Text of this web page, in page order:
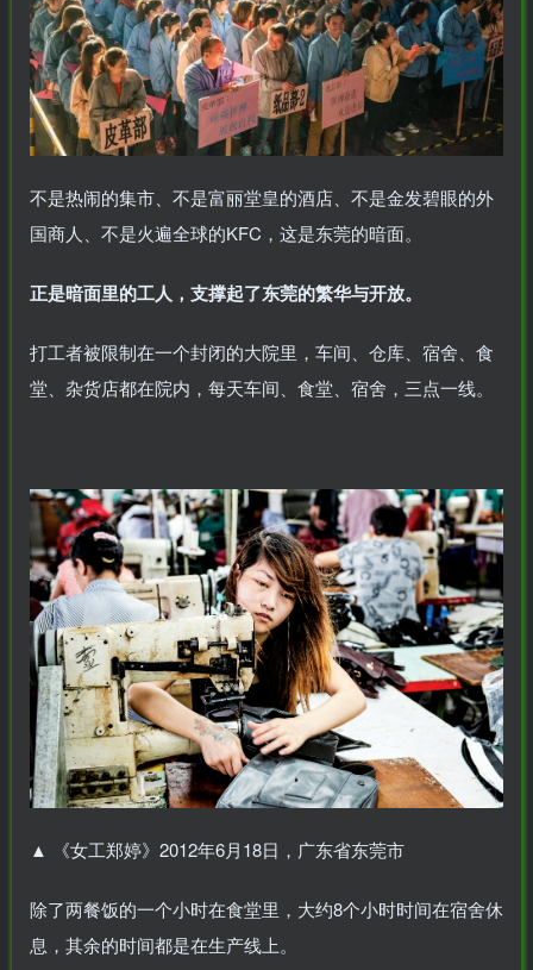
不是热闹的集市、不是富丽堂皇的酒店、不是金发碧眼的外
国商人、不是火遍全球的KFC，这是东莞的暗面。
正是暗面里的工人，支撑起了东莞的繁华与开放。
打工者被限制在一个封闭的大院里，车间、仓库、宿舍、食
堂、杂货店都在院内，每天车间、食堂、宿舍，三点一线。
▲ 《女工郑婷》2012年6月18日，广东省东莞市
除了两餐饭的一个小时在食堂里，大约8个小时时间在宿舍休
息，其余的时间都是在生产线上。